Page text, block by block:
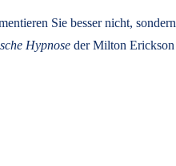
Sie besser nicht, sondern
Hypnose der Milton Erickson